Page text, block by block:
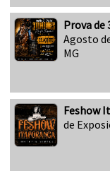
Prova de
Agosto
MG
Feshow
de